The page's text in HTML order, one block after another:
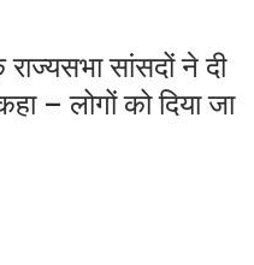
सांसदों ने दी
– लोगों को दिया जा